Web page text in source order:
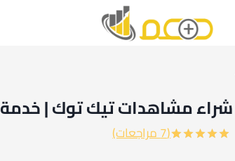
شراء مشاهدات تيك توك |
(
7مراجعات)